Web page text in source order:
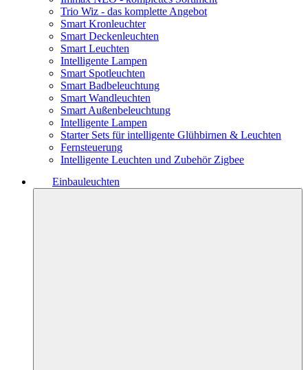
Trio Wiz - das komplette Angebot
Smart Kronleuchter
Smart Deckenleuchten
Smart Leuchten
Intelligente Lampen
Smart Spotleuchten
Smart Badbeleuchtung
Smart Wandleuchten
Smart Außenbeleuchtung
Intelligente Lampen
Starter Sets für intelligente Glühbirnen & Leuchten
Fernsteuerung
Intelligente Leuchten und Zubehör Zigbee
Einbauleuchten